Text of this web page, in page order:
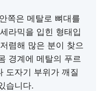
안쪽은 메탈로 뼈대를
라믹을 입힌 형태입
렴해 많은 분이 찾으
경계에 메탈의 푸르
도자기 부위가 깨질
습니다.